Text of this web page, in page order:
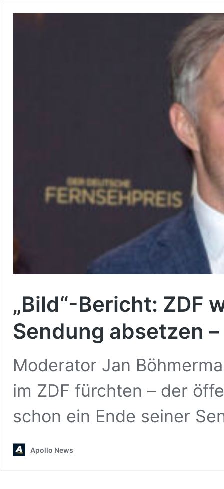
„Bild“-Bericht: ZDF
Sendung absetzen
Moderator Jan
im ZDF fürchten – der
schon ein Ende seiner
Apollo News